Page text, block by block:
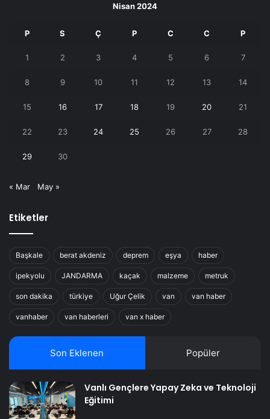
Nisan 2024
P S Ç P C C P
1 2 3 4 5 6 7
8 9 10 11 12 13 14
15 16 17 18 19 20 21
22 23 24 25 26 27 28
29 30
« Mar May »
Etiketler
Başkale berat akdeniz deprem eşya haber
ipekyolu JANDARMA kaçak malzeme metruk
son dakika türkiye Uğur Çelik van van haber
vanhaber van haberleri van x haber
Son Eklenen Popüler
Vanlı Gençlere Yapay Zeka ve Teknoloji
Eğitimi